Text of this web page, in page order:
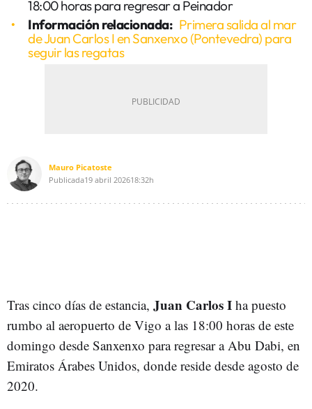
18:00 horas para regresar a Peinador
Información relacionada: Primera salida al mar
de Juan Carlos I en Sanxenxo (Pontevedra) para
seguir las regatas
Mauro Picatoste
Publicada19 abril 202618:32h
Tras cinco días de estancia, Juan Carlos I ha puesto
rumbo al aeropuerto de Vigo a las 18:00 horas de este
domingo desde Sanxenxo para regresar a Abu Dabi, en
Emiratos Árabes Unidos, donde reside desde agosto de
2020.